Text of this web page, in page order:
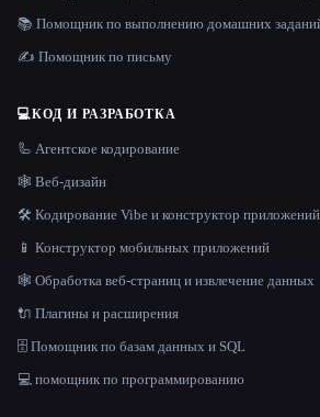
📚 Помощник по выполнению домашних
✍️ Помощник по письму
💻КОД И РАЗРАБОТКА
🦾 Агентское кодирование
🕸 Веб-дизайн
🛠️ Кодирование Vibe и конструктор приложений
📱 Конструктор мобильных приложений
🕸️ Обработка веб-страниц и извлечение данных
🔌 Плагины и расширения
🗄️ Помощник по базам данных и SQL
💻 помощник по программированию